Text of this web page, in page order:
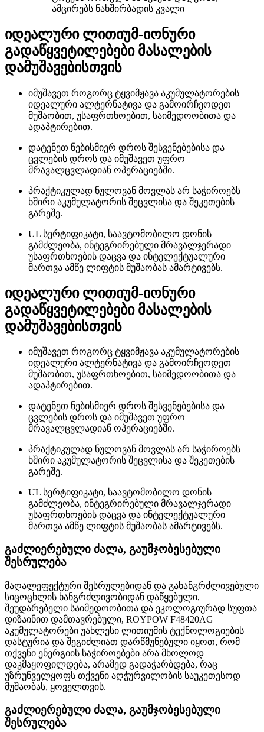
ამცირებს ნახშირბადის კვალი
იდეალური ლითიუმ-იონური
გადაწყვეტილებები მასალების
დამუშავებისთვის
იმუშავეთ როგორც ტყვიმჟავა აკუმულატორების
იდეალური ალტერნატივა და გამოირჩეოდეთ
მუშაობით, უსაფრთხოებით, საიმედოობითა და
ადაპტირებით.
დატენეთ ნებისმიერ დროს შესვენებებისა და
ცვლების დროს და იმუშავეთ უფრო
მრავალცვლადიან ოპერაციებში.
პრაქტიკულად ნულოვან მოვლას არ საჭიროებს
ხშირი აკუმულატორის შეცვლისა და შეკეთების
გარეშე.
UL სერტიფიკატი, საავტომობილო დონის
გამძლეობა, ინტეგრირებული მრავალჯერადი
უსაფრთხოების დაცვა და ინტელექტუალური
მართვა ამწე ლიფტის მუშაობას ამარტივებს.
იდეალური ლითიუმ-იონური
გადაწყვეტილებები მასალების
დამუშავებისთვის
იმუშავეთ როგორც ტყვიმჟავა აკუმულატორების
იდეალური ალტერნატივა და გამოირჩეოდეთ
მუშაობით, უსაფრთხოებით, საიმედოობითა და
ადაპტირებით.
დატენეთ ნებისმიერ დროს შესვენებებისა და
ცვლების დროს და იმუშავეთ უფრო
მრავალცვლადიან ოპერაციებში.
პრაქტიკულად ნულოვან მოვლას არ საჭიროებს
ხშირი აკუმულატორის შეცვლისა და შეკეთების
გარეშე.
UL სერტიფიკატი, საავტომობილო დონის
გამძლეობა, ინტეგრირებული მრავალჯერადი
უსაფრთხოების დაცვა და ინტელექტუალური
მართვა ამწე ლიფტის მუშაობას ამარტივებს.
გაძლიერებული ძალა, გაუმჯობესებული
შესრულება
მაღალეფექტური შესრულებიდან და გახანგრძლივებული
სიცოცხლის ხანგრძლივობიდან დაწყებული,
შეუდარებელი საიმედოობითა და ეკოლოგიურად სუფთა
დიზაინით დამთავრებული, ROYPOW F48420AG
აკუმულატორები უახლესი ლითიუმის ტექნოლოგიების
დასტურია და შეგიძლიათ დარწმუნებული იყოთ, რომ
თქვენი ენერგიის საჭიროებები არა მხოლოდ
დაკმაყოფილდება, არამედ გადაჭარბდება, რაც
უზრუნველყოფს თქვენი აღჭურვილობის საუკეთესოდ
მუშაობას, ყოველთვის.
გაძლიერებული ძალა, გაუმჯობესებული
შესრულება